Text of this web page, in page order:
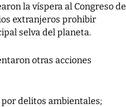
la víspera al Congreso de
extranjeros prohibir
selva del planeta.
otras acciones
delitos ambientales;